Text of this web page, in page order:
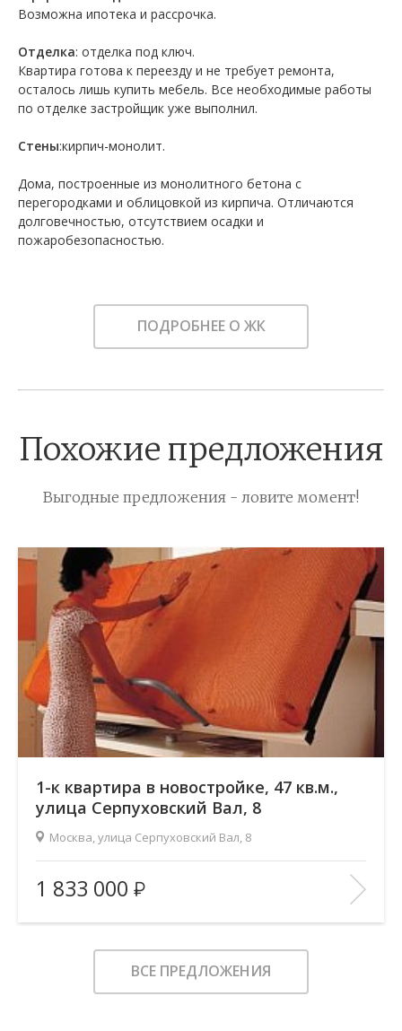
Возможна ипотека и рассрочка.
Отделка: отделка под ключ.
Квартира готова к переезду и не требует ремонта,
осталось лишь купить мебель. Все необходимые работы
по отделке застройщик уже выполнил.
Стены:кирпич-монолит.
Дома, построенные из монолитного бетона с
перегородками и облицовкой из кирпича. Отличаются
долговечностью, отсутствием осадки и
пожаробезопасностью.
ПОДРОБНЕЕ О ЖК
Похожие предложения
Выгодные предложения - ловите момент!
1-к квартира в новостройке, 47 кв.м.,
улица Серпуховский Вал, 8
Москва, улица Серпуховский Вал, 8
Площадь (общ/жил/кух), м2:
47/—/17
Количество комнат:
1
Этаж:
8/8
В ИЗБРАННОЕ
1 833 000
ВСЕ ПРЕДЛОЖЕНИЯ